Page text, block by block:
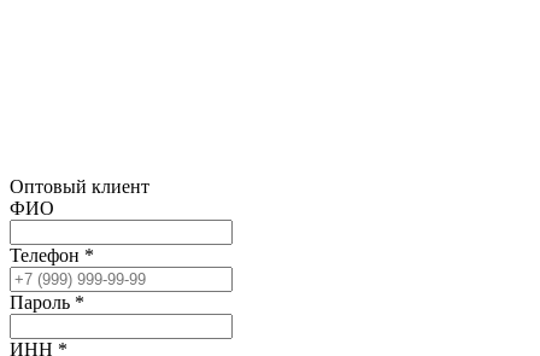
Оптовый клиент
ФИО
Телефон *
Пароль *
ИНН *